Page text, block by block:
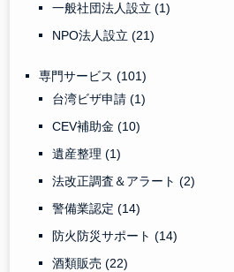
一般社団法人設立(1)
NPO法人設立(21)
専門サービス(101)
台湾ビザ申請(1)
CEV補助金(10)
遺産整理(1)
法改正調査＆アラート(2)
警備業認定(14)
防火防災サポート(14)
酒類販売(22)